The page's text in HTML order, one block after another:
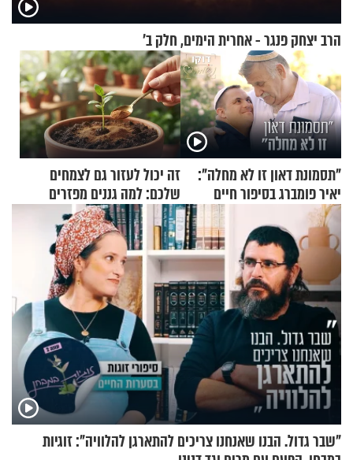
הרב יצחק פנגר - אחרית הימים, חלק ב’
"תסמונת דאון זו לא מחלה":
יאיר פומברג בסיפור חיים
מעורר השראה
זה יכול לעזור גם לצמחים
שלכם: למה גננים מפזרים
קינמון בעציצים?
"שבר גדול. הבנו שאנחנו צריכים להתארגן להלוויה": זוגיות